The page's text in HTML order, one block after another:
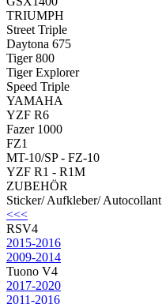
TRIUMPH
Street Triple
Daytona 675
Tiger 800
Tiger Explorer
Speed Triple
YAMAHA
YZF R6
Fazer 1000
FZ1
MT-10/SP - FZ-10
YZF R1 - R1M
ZUBEHÖR
Sticker/ Aufkleber/ Autocollant
<<<
RSV4
2015-2016
2009-2014
Tuono V4
2017-2020
2011-2016